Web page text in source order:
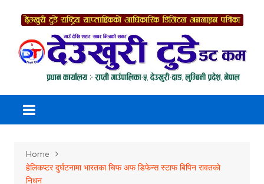
content
Home
हेलिकप्टर दुर्घटनामा भारतका चिफ अफ डिफेन्स स्टाफ बिपिन रावतकाे
निधन